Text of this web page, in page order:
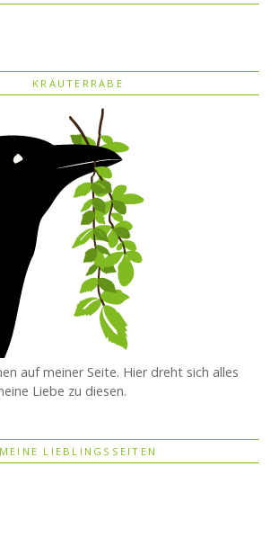
KRÄUTERRABE
auf meiner Seite. Hier dreht sich alles
Liebe zu diesen.
MEINE LIEBLINGSSEITEN